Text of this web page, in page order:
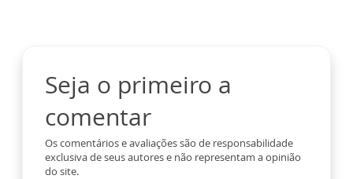
Seja o primeiro a
comentar
Os comentários e avaliações são de responsabilidade
exclusiva de seus autores e não representam a opinião
do site.